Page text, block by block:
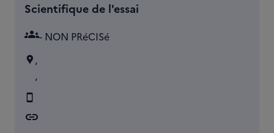
Scientifique de l'essai
groups- NON PRéCISé
,
,
link